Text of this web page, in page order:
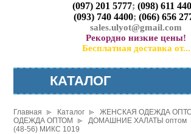
(097) 201 5777;(098) 611
(093) 740 4400;(066) 656
sales.ulyot@gmail.com
Рекордно низкие цены!
Бесплатная доставка от...
КАТАЛОГ
Главная Каталог ЖЕНСКАЯ ОДЕЖДА
ОДЕЖДА ОПТОМ
ДОМАШНИЕ ХАЛАТЫ оптом
(48-56) МИКС 1019